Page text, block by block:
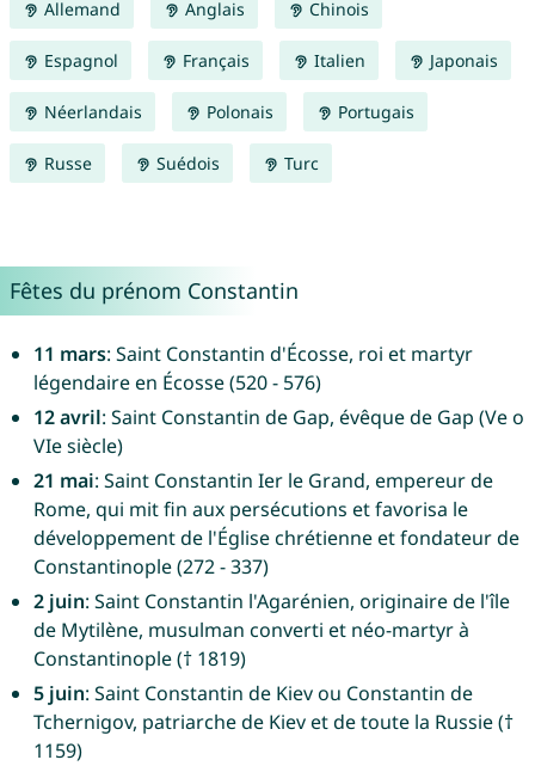
Allemand Anglais Chinois
Espagnol Français Italien Japonais
Néerlandais Polonais Portugais
Russe Suédois Turc
Fêtes du prénom Constantin
11 mars: Saint Constantin d'Écosse, roi et martyr
légendaire en Écosse (520 - 576)
12 avril: Saint Constantin de Gap, évêque de Gap (Ve o
VIe siècle)
21 mai: Saint Constantin Ier le Grand, empereur de
Rome, qui mit fin aux persécutions et favorisa le
développement de l'Église chrétienne et fondateur de
Constantinople (272 - 337)
2 juin: Saint Constantin l'Agarénien, originaire de l'île
de Mytilène, musulman converti et néo-martyr à
Constantinople († 1819)
5 juin: Saint Constantin de Kiev ou Constantin de
Tchernigov, patriarche de Kiev et de toute la Russie (†
1159)